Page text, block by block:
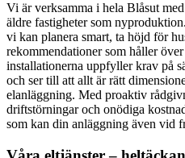
Vi är verksamma i hela Blåsut
äldre fastigheter som
vi kan planera smart, ta höjd för
rekommendationer som håller
installationerna uppfyller krav på
och ser till att allt är rätt
elanläggning. Med proaktiv
driftstörningar och onödiga
som kan din anläggning även vid